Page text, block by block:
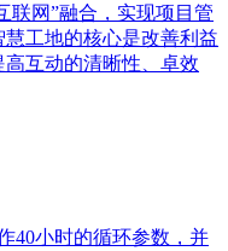
联网”融合，实现项目管
工地的核心是改善利益
互动的清晰性、卓效
40小时的循环参数，并